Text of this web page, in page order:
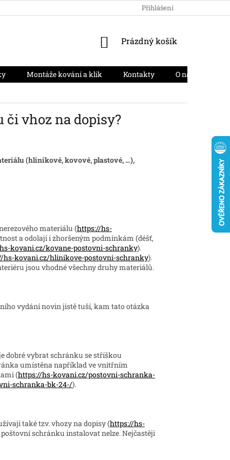
PODMÍNKY OCHRANY OSOBNÍCH
Přihlášení
NÁKUPNÍ
Prázdný košík
Montáže kování a klik Kontakty O nás
vhoz na dopisy?
(hliníkové, kovové, plastové, …),
materiálu (https://hs-
a odolají i zhoršeným podmínkám (déšť,
kovani.cz/kovane-postovni-schranky).
hs-kovani.cz/hlinikove-postovni-schranky).
jsou vhodné všechny druhy materiálů.
vydání novin jistě tuší, kam tato otázka
dobré vybrat schránku se stříškou
umístěna například ve vnitřním
(https://hs-kovani.cz/postovni-schranka-
schranka-bk-24-/).
také tzv. vhozy na dopisy (https://hs-
schránku instalovat nelze. Nejčastěji